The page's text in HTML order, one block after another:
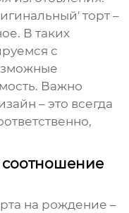
торт –
В таких
с
Важно
– это всегда
соотношение
на рождение –